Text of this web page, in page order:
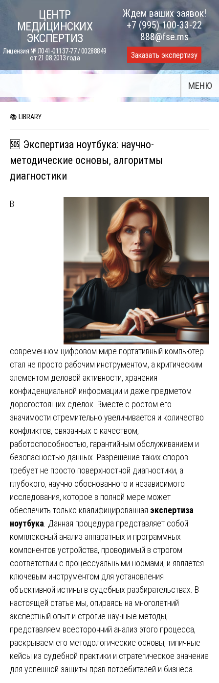
content
ЦЕНТР
МЕДИЦИНСКИХ
ЭКСПЕРТИЗ
Лицензия № Л041-01137-77 / 00288849
от 21.08.2013 года
Ждем ваших заявок!
+7 (995) 100-33-22
888@fse.ms
Заказать экспертизу
МЕНЮ
📚 LIBRARY
🆘 Экспертиза ноутбука: научно-
методические основы, алгоритмы
диагностики
В
современном цифровом мире портативный компьютер
стал не просто рабочим инструментом, а критическим
элементом деловой активности, хранения
конфиденциальной информации и даже предметом
дорогостоящих сделок. Вместе с ростом его
значимости стремительно увеличивается и количество
конфликтов, связанных с качеством,
работоспособностью, гарантийным обслуживанием и
безопасностью данных. Разрешение таких споров
требует не просто поверхностной диагностики, а
глубокого, научно обоснованного и независимого
исследования, которое в полной мере может
обеспечить только квалифицированная экспертиза
ноутбука . Данная процедура представляет собой
комплексный анализ аппаратных и программных
компонентов устройства, проводимый в строгом
соответствии с процессуальными нормами, и является
ключевым инструментом для установления
объективной истины в судебных разбирательствах. В
настоящей статье мы, опираясь на многолетний
экспертный опыт и строгие научные методы,
представляем всесторонний анализ этого процесса,
раскрываем его методологические основы, типичные
кейсы из судебной практики и стратегическое значение
для успешной защиты прав потребителей и бизнеса.